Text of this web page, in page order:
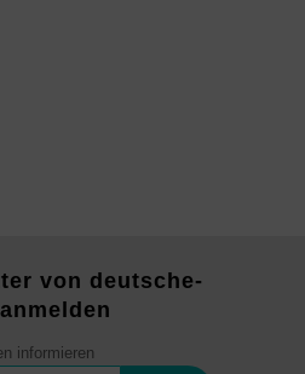
von deutsche-
informieren